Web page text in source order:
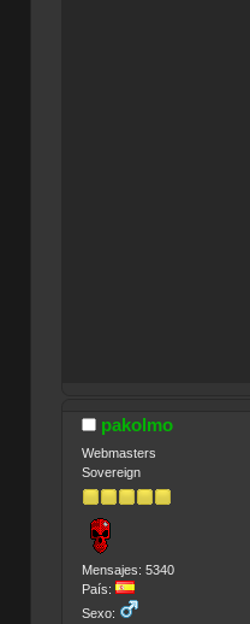
pakolmo
Webmasters
Sovereign
Mensajes: 5340
País:
Sexo: